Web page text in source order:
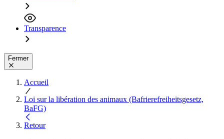
Transparence
Fermer
Accueil
Loi sur la libération des animaux (Bafrierefreiheitsgesetz,
BaFG)
Retour